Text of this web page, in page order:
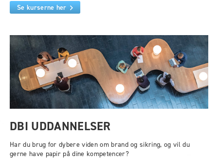
Se kurserne her
DBI UDDANNELSER
Har du brug for dybere viden om brand og sikring, og vil du
gerne have papir på dine kompetencer?